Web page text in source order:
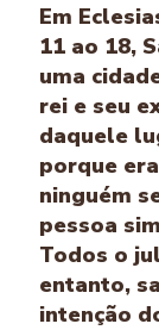
Em
11 ao 18,
uma
rei e seu
daquele
porque
ninguém
pessoa
Todos o
entanto,
intenção